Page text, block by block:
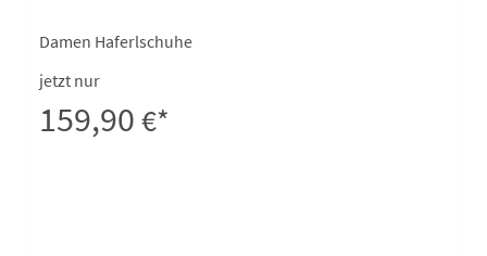
Damen Haferlschuhe
jetzt nur
159,90€*